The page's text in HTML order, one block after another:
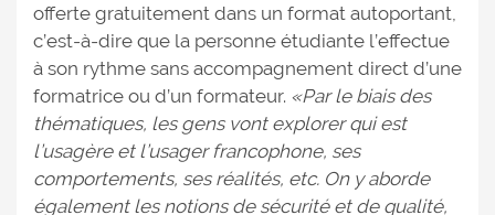
offerte gratuitement dans un format autoportant,
c’est-à-dire que la personne étudiante l’effectue
à son rythme sans accompagnement direct d’une
formatrice ou d’un formateur. «Par le biais des
thématiques, les gens vont explorer qui est
l’usagère et l’usager francophone, ses
comportements, ses réalités, etc. On y aborde
également les notions de sécurité et de qualité,